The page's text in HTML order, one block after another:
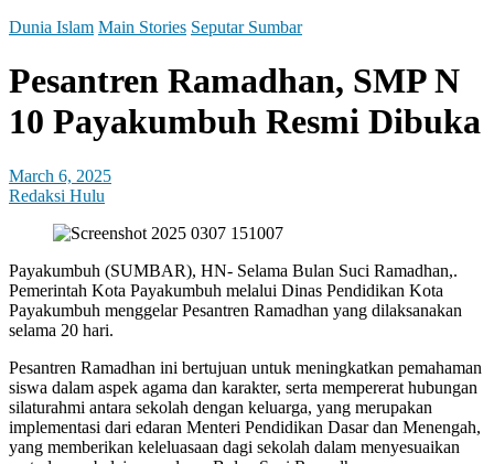
Dunia Islam Main Stories Seputar Sumbar
Pesantren Ramadhan, SMP N
10 Payakumbuh Resmi Dibuka
March 6, 2025
Redaksi Hulu
Payakumbuh (SUMBAR), HN- Selama Bulan Suci Ramadhan,.
Pemerintah Kota Payakumbuh melalui Dinas Pendidikan Kota
Payakumbuh menggelar Pesantren Ramadhan yang dilaksanakan
selama 20 hari.
Pesantren Ramadhan ini bertujuan untuk meningkatkan pemahaman
siswa dalam aspek agama dan karakter, serta mempererat hubungan
silaturahmi antara sekolah dengan keluarga, yang merupakan
implementasi dari edaran Menteri Pendidikan Dasar dan Menengah,
yang memberikan keleluasaan dagi sekolah dalam menyesuaikan